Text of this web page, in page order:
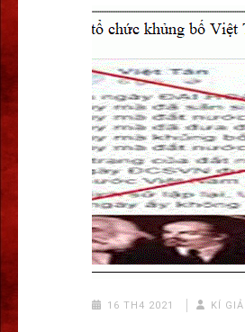
16 TH4 2021 KÍ GIẢ